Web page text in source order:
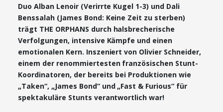
Duo Alban Lenoir (Verirrte Kugel 1-3) und Dali
Benssalah (James Bond: Keine Zeit zu sterben)
trägt THE ORPHANS durch halsbrecherische
Verfolgungen, intensive Kämpfe und einen
emotionalen Kern. Inszeniert von Olivier Schneider,
einem der renommiertesten französischen Stunt-
Koordinatoren, der bereits bei Produktionen wie
„Taken“, „James Bond“ und „Fast & Furious“ für
spektakuläre Stunts verantwortlich war!